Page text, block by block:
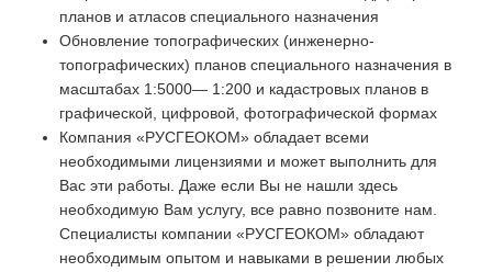
планов и атласов специального назначения
Обновление топографических (инженерно-
топографических) планов специального назначения в
масштабах 1:5000— 1:200 и кадастровых планов в
графической, цифровой, фотографической формах
Компания «РУСГЕОКОМ» обладает всеми
необходимыми лицензиями и может выполнить для
Вас эти работы. Даже если Вы не нашли здесь
необходимую Вам услугу, все равно позвоните нам.
Специалисты компании «РУСГЕОКОМ» обладают
необходимым опытом и навыками в решении любых